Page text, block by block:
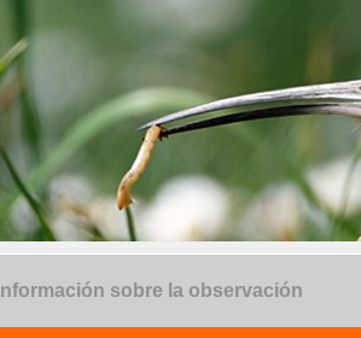
Información sobre la observación